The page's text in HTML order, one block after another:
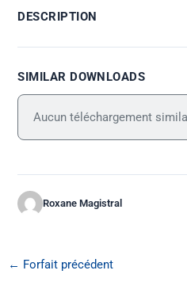
DESCRIPTION
SIMILAR DOWNLOADS
Aucun téléchargement
Roxane Magistral
← Forfait précédent